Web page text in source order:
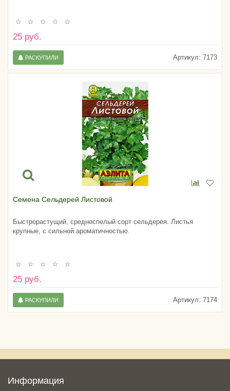
25 руб.
Артикул: 7173
РАСКУПИЛИ
Семена Сельдерей Листовой
Быстрорастущий, среднеспелый сорт сельдерея. Листья
крупные, с сильной ароматичностью.
25 руб.
Артикул: 7174
РАСКУПИЛИ
Информация